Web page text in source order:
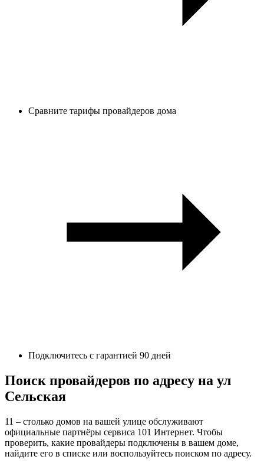
Сравните тарифы провайдеров дома
Подключитесь с гарантией 90 дней
Поиск провайдеров по адресу на ул
Сельская
11 – столько домов на вашей улице обслуживают
официальные партнёры сервиса 101 Интернет. Чтобы
проверить, какие провайдеры подключены в вашем доме,
найдите его в списке или воспользуйтесь поиском по адресу.